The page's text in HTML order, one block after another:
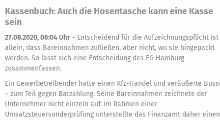
Kassenbuch: Auch die Hosentasche kann eine Kasse
sein
27.08.2020, 06:04 Uhr - Entscheidend für die Aufzeichnungspflicht ist
allein, dass Bareinnahmen zufließen, aber nicht, wo sie hingepackt
werden. So lässt sich eine Entscheidung des FG Hamburg
zusammenfassen.
Ein Gewerbetreibender hatte einen Kfz-Handel und veräußerte
– zum Teil gegen Barzahlung. Seine Bareinnahmen zeichnete der
Unternehmer nicht einzeln auf. Im Rahmen einer
Umsatzsteuersonderprüfung unterstellte das Finanzamt daher einen